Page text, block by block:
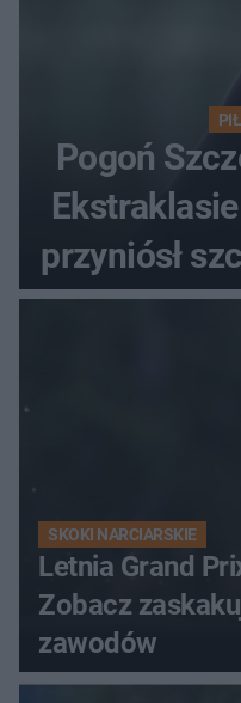
Pogoń
przyniósł
SKOKI NARCIARSKIE
Letnia Grand
Zobacz
zawodów